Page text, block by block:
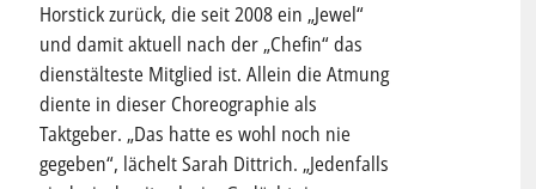
Horstick zurück, die seit 2008 ein „Jewel“
und damit aktuell nach der „Chefin“ das
dienstälteste Mitglied ist. Allein die Atmung
diente in dieser Choreographie als
Taktgeber. „Das hatte es wohl noch nie
gegeben“, lächelt Sarah Dittrich. „Jedenfalls